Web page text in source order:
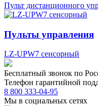
Пульт дистанционного
Пульты управления
LZ-UPW7 сенсорный
Бесплатный звонок по
Телефон гарантийной
8 800 333-04-95
Мы в социальных сетях